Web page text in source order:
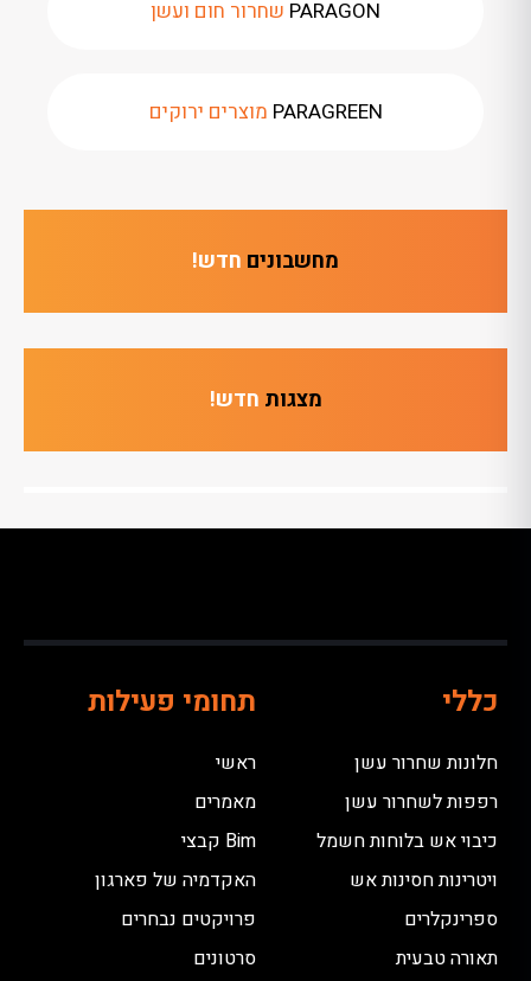
PARAGON שחרור חום ועשן
PARAGREEN מוצרים ירוקים
מחשבונים חדש!
מצגות חדש!
כללי
חלונות שחרור עשן
רפפות לשחרור עשן
כיבוי אש בלוחות חשמל
ויטרינות חסינות אש
ספרינקלרים
תאורה טבעית
תחומי פעילות
ראשי
מאמרים
Bim קבצי
האקדמיה של פארגון
פרויקטים נבחרים
סרטונים